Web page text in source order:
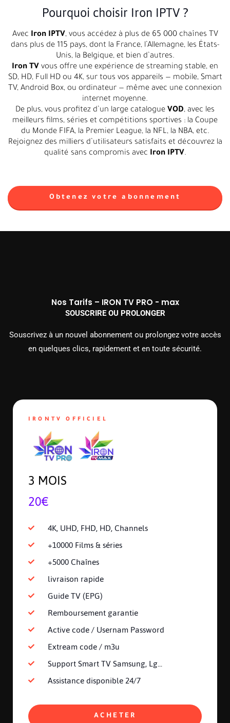
Pourquoi choisir Iron IPTV ?
Avec Iron IPTV, vous accédez à plus de 65 000 chaînes TV
dans plus de 115 pays, dont la France, l’Allemagne, les États-
Unis, la Belgique, et bien d’autres.
Iron TV vous offre une expérience de streaming stable, en
SD, HD, Full HD ou 4K, sur tous vos appareils — mobile, Smart
TV, Android Box, ou ordinateur — même avec une connexion
internet moyenne.
De plus, vous profitez d’un large catalogue VOD, avec les
meilleurs films, séries et compétitions sportives : la Coupe
du Monde FIFA, la Premier League, la NFL, la NBA, etc.
Rejoignez des milliers d’utilisateurs satisfaits et découvrez la
qualité sans compromis avec Iron IPTV.
Obtenez votre abonnement
Nos Tarifs – IRON TV PRO - max
SOUSCRIRE OU PROLONGER
Souscrivez à un nouvel abonnement ou prolongez votre accès
en quelques clics, rapidement et en toute sécurité.
IRONTV OFFICIEL
3 MOIS
20€
4K, UHD, FHD, HD, Channels
+10000 Films & séries
+5000 Chaînes
livraison rapide
Guide TV (EPG)
Remboursement garantie
Active code / Usernam Password
Extream code / m3u
Support Smart TV Samsung, Lg...
Assistance disponible 24/7
ACHETER